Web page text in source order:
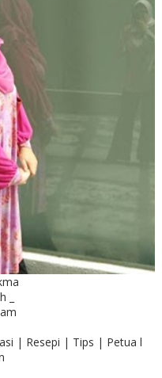
| Resepi | Tips | Petua l